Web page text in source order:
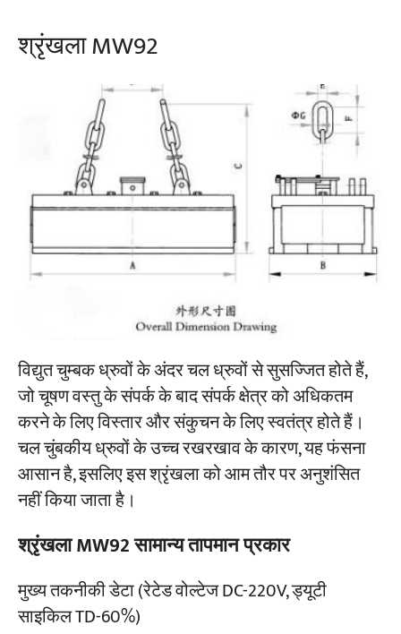
श्रृंखला MW92
विद्युत चुम्बक ध्रुवों के अंदर चल ध्रुवों से सुसज्जित होते हैं,
जो चूषण वस्तु के संपर्क के बाद संपर्क क्षेत्र को अधिकतम
करने के लिए विस्तार और संकुचन के लिए स्वतंत्र होते हैं।
चल चुंबकीय ध्रुवों के उच्च रखरखाव के कारण, यह फंसना
आसान है, इसलिए इस श्रृंखला को आम तौर पर अनुशंसित
नहीं किया जाता है।
श्रृंखला MW92 सामान्य तापमान प्रकार
मुख्य तकनीकी डेटा (रेटेड वोल्टेज DC-220V, ड्यूटी
साइकिल TD-60%)